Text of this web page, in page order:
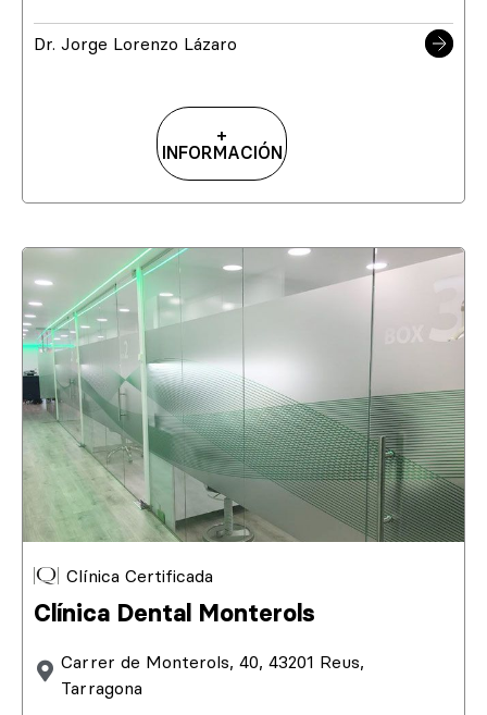
Dr. Jorge Lorenzo Lázaro
+
INFORMACIÓN
Clínica Certificada
Clínica Dental Monterols
Carrer de Monterols, 40, 43201 Reus,
Tarragona